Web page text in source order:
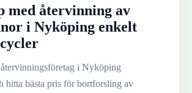
med återvinning av
i Nyköping enkelt
i Nyköping
hitta bästa pris för bortforsling av